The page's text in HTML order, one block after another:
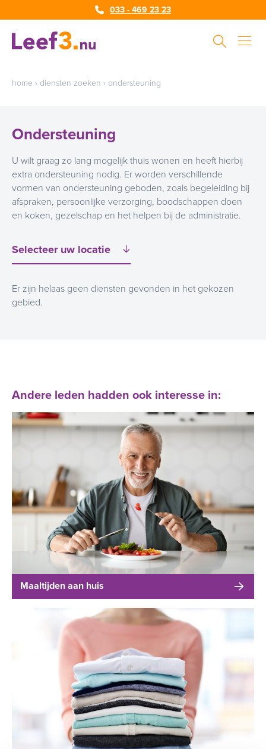
033 - 469 23 23
home › diensten zoeken › ondersteuning
Ondersteuning
U wilt graag zo lang mogelijk thuis wonen en heeft hierbij
extra ondersteuning nodig. Er worden verschillende
vormen van ondersteuning geboden, zoals begeleiding bij
afspraken, persoonlijke verzorging, boodschappen doen
en koken, gezelschap en het helpen bij de administratie.
Er zijn helaas geen diensten gevonden in het gekozen
gebied.
Andere leden hadden ook interesse in:
Maaltijden aan huis